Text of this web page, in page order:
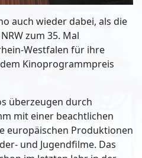
auch wieder dabei, als die
zum 35. Mal
Westfalen für ihre
Kinoprogrammpreis
überzeugen durch
mit einer beachtlichen
europäischen Produktionen
und Jugendfilme. Das